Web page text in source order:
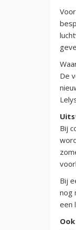
De
Bij
Bij
nog
een